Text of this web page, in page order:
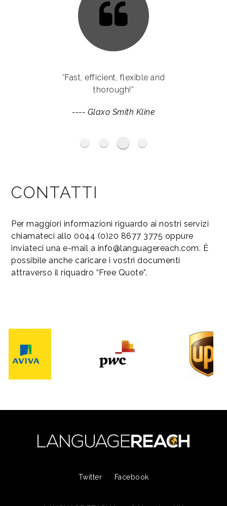
BP
Haymarket Media Group
“Fast, efficient, flexible and
thorough!”
---- Glaxo Smith Kline
“Language Reach have provided us
with services which go far beyond
helped us enormously with their
chiamateci allo 0044 (0)20 8677 3775 oppure
inviateci una e-mail a info@languagereach.com. È
possibile anche caricare i vostri documenti
attraverso il riquadro “Free Quote”.